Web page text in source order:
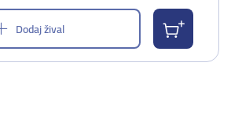
Dodaj žival